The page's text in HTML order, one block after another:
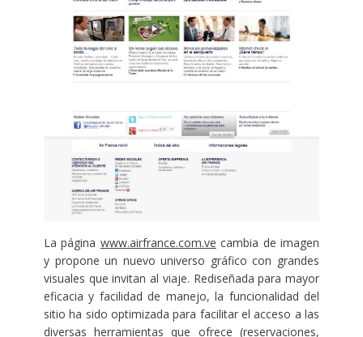
La página www.airfrance.com.ve cambia de imagen
y propone un nuevo universo gráfico con grandes
visuales que invitan al viaje. Rediseñada para mayor
eficacia y facilidad de manejo, la funcionalidad del
sitio ha sido optimizada para facilitar el acceso a las
diversas herramientas que ofrece (reservaciones,